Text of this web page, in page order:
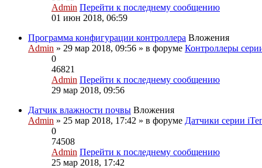
Admin Перейти к последнему сообщению
01 июн 2018, 06:59
Программа конфигурации контроллера Вложения
Admin » 29 мар 2018, 09:56 » в форуме Контроллеры
0
46821
Admin Перейти к последнему сообщению
29 мар 2018, 09:56
Датчик влажности почвы Вложения
Admin » 25 мар 2018, 17:42 » в форуме Датчики серии
0
74508
Admin Перейти к последнему сообщению
25 мар 2018, 17:42